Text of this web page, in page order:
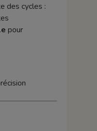
des cycles :
pour